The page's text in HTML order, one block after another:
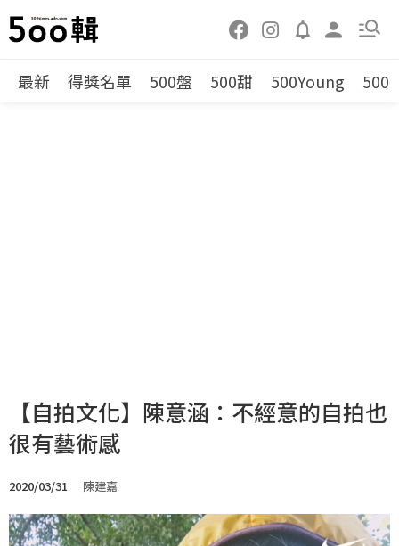
最新 得獎名單 500盤 500甜 500Young 500
【自拍文化】陳意涵：不經意的自拍也
很有藝術感
2020/03/31 陳建嘉